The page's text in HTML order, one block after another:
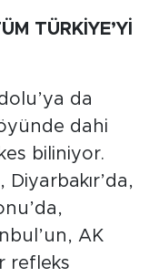
TÜRKİYE’Yİ
da
dahi
biliniyor.
Diyarbakır’da,
AK
refleks